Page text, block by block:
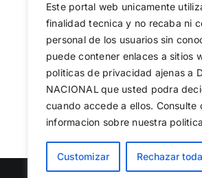
Este portal web unicamente
finalidad tecnica y no recaba ni
personal de los usuarios sin
puede contener enlaces a sitios
politicas de privacidad ajenas a
NACIONAL que usted podra
cuando accede a ellos. Consulte
informacion sobre nuestra
Customizar Rechazar
Guardar mi nombre,
Utilizamos
web, medir